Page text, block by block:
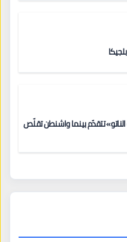
تتقدّم بينما واشنطن تقلّص